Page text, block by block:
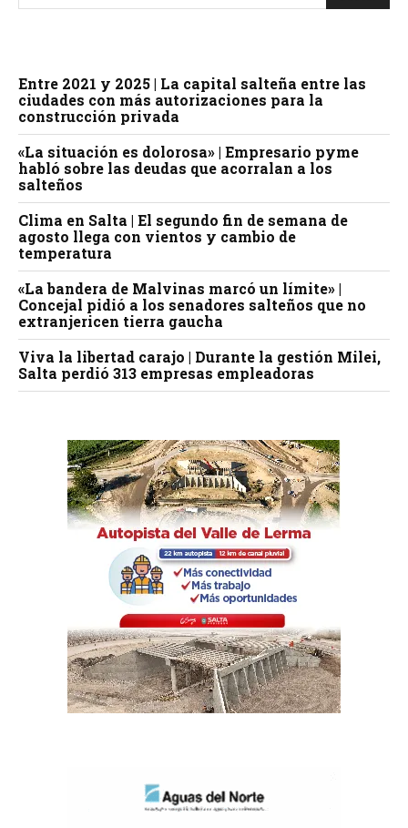
Entre 2021 y 2025 | La capital salteña entre las
ciudades con más autorizaciones para la
construcción privada
«La situación es dolorosa» | Empresario pyme
habló sobre las deudas que acorralan a los
salteños
Clima en Salta | El segundo fin de semana de
agosto llega con vientos y cambio de
temperatura
«La bandera de Malvinas marcó un límite» |
Concejal pidió a los senadores salteños que no
extranjericen tierra gaucha
Viva la libertad carajo | Durante la gestión Milei,
Salta perdió 313 empresas empleadoras